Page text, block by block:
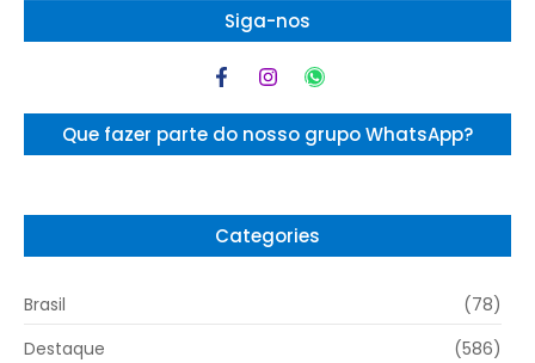
Siga-nos
Que fazer parte do nosso grupo WhatsApp?
Categories
Brasil
(78)
Destaque
(586)